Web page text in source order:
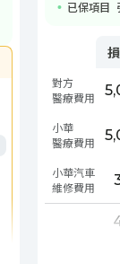
已保項目
乘客受傷
對方
醫療費用
小華
醫療費用
小華汽車
維修費用